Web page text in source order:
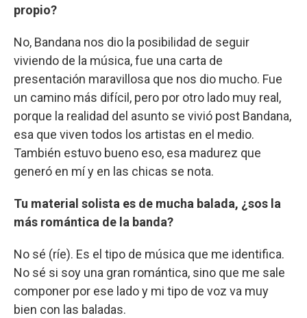
propio?
No, Bandana nos dio la posibilidad de seguir
viviendo de la música, fue una carta de
presentación maravillosa que nos dio mucho. Fue
un camino más difícil, pero por otro lado muy real,
porque la realidad del asunto se vivió post Bandana,
esa que viven todos los artistas en el medio.
También estuvo bueno eso, esa madurez que
generó en mí y en las chicas se nota.
Tu material solista es de mucha balada, ¿sos la
más romántica de la banda?
No sé (ríe). Es el tipo de música que me identifica.
No sé si soy una gran romántica, sino que me sale
componer por ese lado y mi tipo de voz va muy
bien con las baladas.